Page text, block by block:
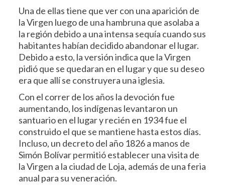
Una de ellas tiene que ver con una aparición de
la Virgen luego de una hambruna que asolaba a
la región debido a una intensa sequía cuando sus
habitantes habían decidido abandonar el lugar.
Debido a esto, la versión indica que la Virgen
pidió que se quedaran en el lugar y que su deseo
era que allí se construyera una iglesia.
Con el correr de los años la devoción fue
aumentando, los indígenas levantaron un
santuario en el lugar y recién en 1934 fue el
construido el que se mantiene hasta estos días.
Incluso, un decreto del año 1826 a manos de
Simón Bolívar permitió establecer una visita de
la Virgen a la ciudad de Loja, además de una feria
anual para su veneración.